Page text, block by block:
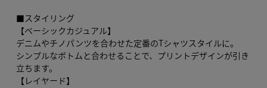
■スタイリング
【ベーシックカジュアル】
デニムやチノパンツを合わせた定番のTシャツスタイルに。
シンプルなボトムと合わせることで、プリントデザインが引き
立ちます。
【レイヤード】